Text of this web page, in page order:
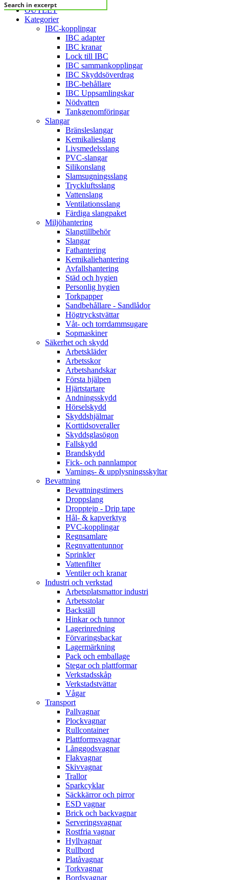
Search in excerpt
OUTLET
Kategorier
IBC-kopplingar
IBC adapter
IBC kranar
Lock till IBC
IBC sammankopplingar
IBC Skyddsöverdrag
IBC-behållare
IBC Uppsamlingskar
Nödvatten
Tankgenomföringar
Slangar
Bränsleslangar
Kemikalieslang
Livsmedelsslang
PVC-slangar
Silikonslang
Slamsugningsslang
Tryckluftsslang
Vattenslang
Ventilationsslang
Färdiga slangpaket
Miljöhantering
Slangtillbehör
Slangar
Fathantering
Kemikaliehantering
Avfallshantering
Städ och hygien
Personlig hygien
Torkpapper
Sandbehållare - Sandlådor
Högtryckstvättar
Våt- och torrdammsugare
Sopmaskiner
Säkerhet och skydd
Arbetskläder
Arbetsskor
Arbetshandskar
Första hjälpen
Hjärtstartare
Andningsskydd
Hörselskydd
Skyddshjälmar
Korttidsoveraller
Skyddsglasögon
Fallskydd
Brandskydd
Fick- och pannlampor
Varnings- & upplysningsskyltar
Bevattning
Bevattningstimers
Droppslang
Dropptejp - Drip tape
Hål- & kapverktyg
PVC-kopplingar
Regnsamlare
Regnvattentunnor
Sprinkler
Vattenfilter
Ventiler och kranar
Industri och verkstad
Arbetsplatsmattor industri
Arbetsstolar
Backställ
Hinkar och tunnor
Lagerinredning
Förvaringsbackar
Lagermärkning
Pack och emballage
Stegar och plattformar
Verkstadsskåp
Verkstadstvättar
Vågar
Transport
Pallvagnar
Plockvagnar
Rullcontainer
Plattformsvagnar
Långgodsvagnar
Flakvagnar
Skivvagnar
Trallor
Sparkcyklar
Säckkärror och pirror
ESD vagnar
Brick och backvagnar
Serveringsvagnar
Rostfria vagnar
Hyllvagnar
Rullbord
Platåvagnar
Torkvagnar
Bordsvagnar